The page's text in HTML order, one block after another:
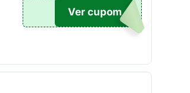
VE
Ver cupom